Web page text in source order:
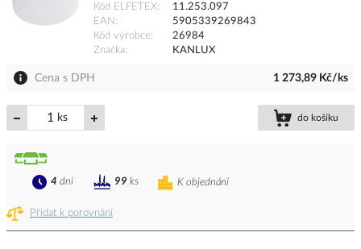
Kód ELFETEX
11.253.097
EAN
5905339269843
Kód výrobce
26984
Značka
KANLUX
Cena s DPH 1 273,89 Kč/ks
ks do košíku
Přidat k porovnání
K objednání
4 dní 99 ks